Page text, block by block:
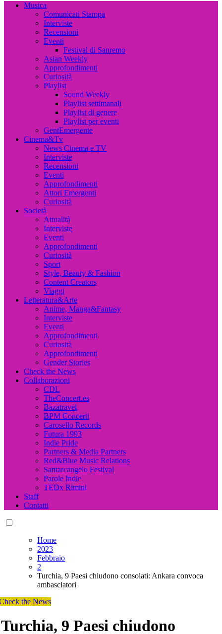
Musica, Cinema, Arte e Attualità, Interviste e News
Musica
Comunicati Stampa
Interviste
Recensioni
Eventi
Festival di Sanremo
Asian Weekly
Approfondimenti
Curiosità
Playlist
Sound Weekly
Playlist settimanali
Playlist di genere
Playlist per eventi
GentEmergente
Cinema&Tv
News Cinema e TV
Interviste
Recensioni
Eventi
Approfondimenti
Attori Emergenti
Curiosità
Società
Attualità
Interviste
Eventi
Approfondimenti
Curiosità
Sport
Style, Beauty & Fashion
Content Creators
Viaggi
Letteratura&Arte
Anime, Manga&Fantasy
Interviste
Eventi
Approfondimenti
Curiosità
Approfondimenti
Gender Stories
Check the News
Collaborazioni
CDL
TheConcert.es
Bazatravel
BPM Concerti
Carosello Records
Futura 1993
Indie Pride
Partners & Media Partners
Red&Blue Music Relations
Santarcangelo Festival
Parole Indie
TEDx Rimini
Staff
Contatti
Home
2023
Febbraio
2
Turchia, 9 Paesi chiudono consolati: Ankara convoca
ambasciatori
the News
Turchia, 9 Paesi chiudono